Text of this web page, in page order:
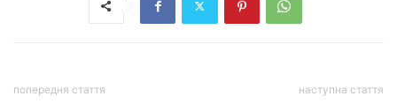
попередня стаття наступна стаття